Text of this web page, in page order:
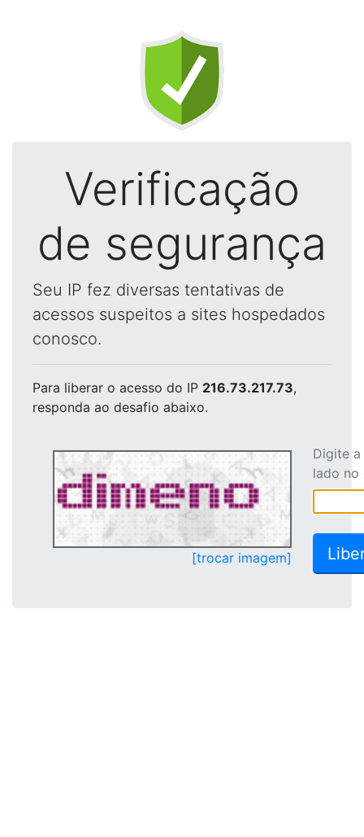
Verificação
de segurança
Seu IP fez diversas tentativas de
acessos suspeitos a sites hospedados
conosco.
Para liberar o acesso do IP 216.73.217.73,
responda ao desafio abaixo.
[trocar imagem]
Digite
lado no